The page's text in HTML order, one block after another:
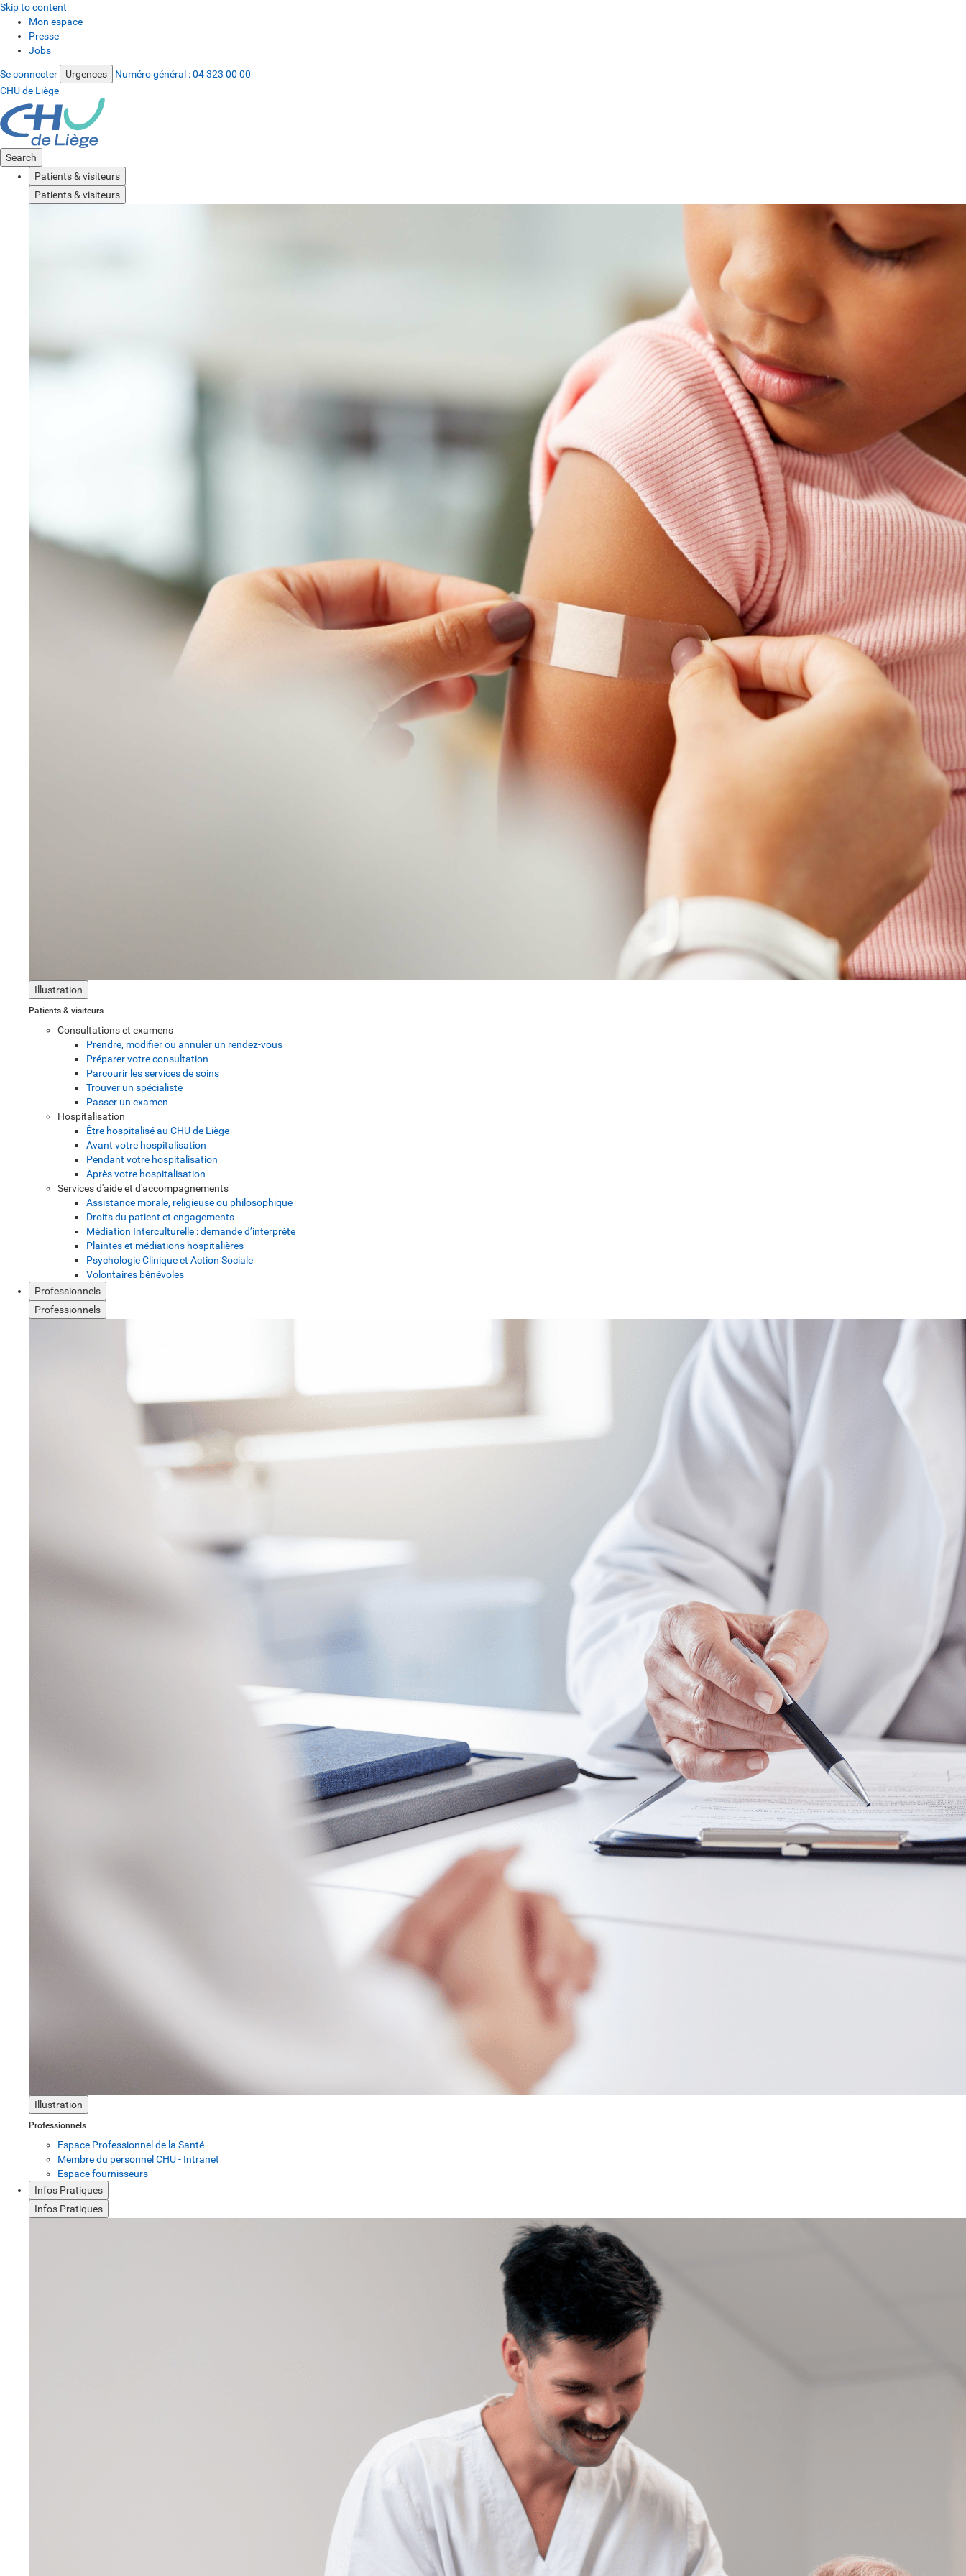
Skip to content
Mon espace
Presse
Jobs
Se connecter Urgences Numéro général :04 323 00 00
CHU de Liège
Search
Patients & visiteurs
Patients & visiteurs
Illustration
Patients & visiteurs
Consultations et examens
Prendre, modifier ou annuler un rendez-vous
Préparer votre consultation
Parcourir les services de soins
Trouver un spécialiste
Passer un examen
Hospitalisation
Être hospitalisé au CHU de Liège
Avant votre hospitalisation
Pendant votre hospitalisation
Après votre hospitalisation
Services d'aide et d'accompagnements
Assistance morale, religieuse ou philosophique
Droits du patient et engagements
Médiation Interculturelle : demande d’interprète
Plaintes et médiations hospitalières
Psychologie Clinique et Action Sociale
Volontaires bénévoles
Professionnels
Professionnels
Illustration
Professionnels
Espace Professionnel de la Santé
Membre du personnel CHU - Intranet
Espace fournisseurs
Infos Pratiques
Infos Pratiques